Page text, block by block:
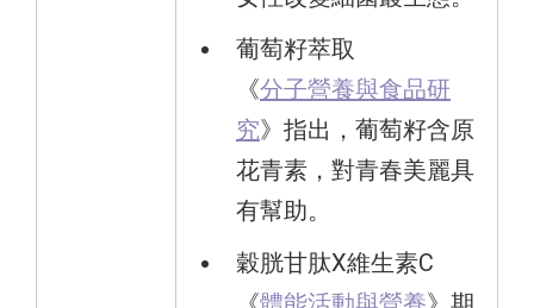
葡萄籽萃取
《分子營養與食品研
究》指出，葡萄籽含原
花青素，對青春美麗具
有幫助。
穀胱甘肽X維生素C